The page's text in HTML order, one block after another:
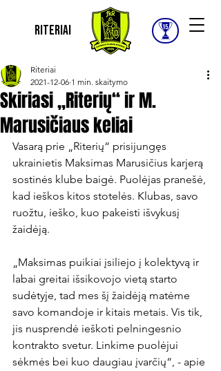
Riteriai
Skiriasi „Riterių“ ir M.
Marusičiaus keliai
Riteriai
2021-12-06 1 min. skaitymo
Vasarą prie „Riterių“ prisijungęs
ukrainietis Maksimas Marusičius karjerą
sostinės klube baigė. Puolėjas pranešė,
kad ieškos kitos stotelės. Klubas, savo
ruožtu, ieško, kuo pakeisti išvykusį
žaidėją.
„Maksimas puikiai įsiliejo į kolektyvą ir
labai greitai išsikovojo vietą starto
sudėtyje, tad mes šį žaidėją matėme
savo komandoje ir kitais metais. Vis tik,
jis nusprendė ieškoti pelningesnio
kontrakto svetur. Linkime puolėjui
sėkmės bei kuo daugiau įvarčių“, - apie